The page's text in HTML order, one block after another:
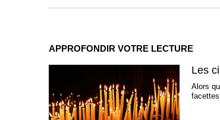
APPROFONDIR VOTRE LECTURE
Les
Alors